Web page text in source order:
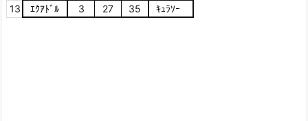
13
ｴｸｱﾄﾞﾙ 3 27 35 ｷｭﾗｿｰ